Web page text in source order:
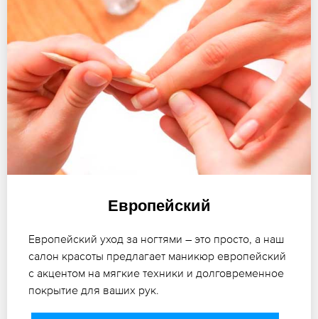
Европейский
Европейский уход за ногтями – это просто, а наш
салон красоты предлагает маникюр европейский
с акцентом на мягкие техники и долговременное
покрытие для ваших рук.